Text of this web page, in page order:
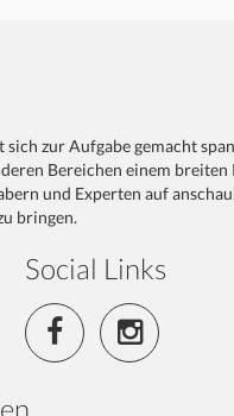
sich zur Aufgabe gemacht
Bereichen einem breiten
und Experten auf
bringen.
Social Links